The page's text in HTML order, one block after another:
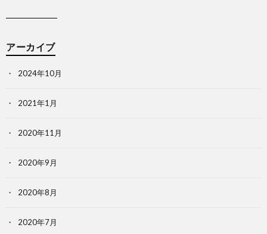
アーカイブ
2024年10月
2021年1月
2020年11月
2020年9月
2020年8月
2020年7月